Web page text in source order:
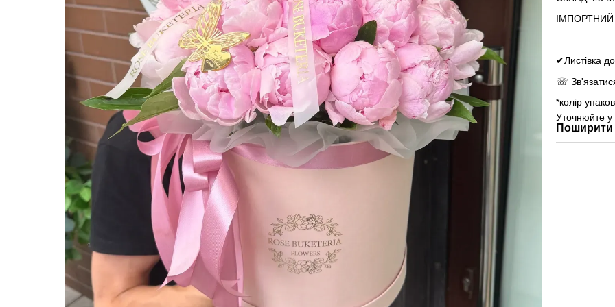
ІМПОРТНИЙ
✔Листівка
☏
*колір
Уточнюйте
Поширити